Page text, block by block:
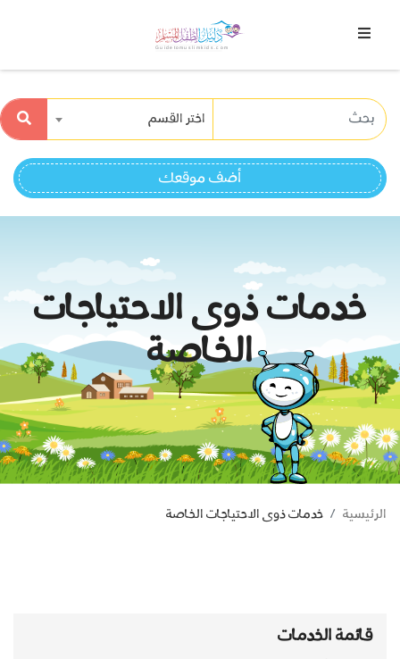
اختر القسم
أضف موقعك
خدمات ذوى الاحتياجات
الخاصة
الرئيسية خدمات ذوى الاحتياجات الخاصة
قائمة الخدمات